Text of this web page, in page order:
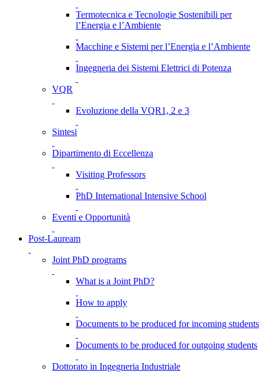
Termotecnica e Tecnologie Sostenibili per
l’Energia e l’Ambiente
Macchine e Sistemi per l’Energia e l’Ambiente
Ingegneria dei Sistemi Elettrici di Potenza
VQR
Evoluzione della VQR1, 2 e 3
Sintesi
Dipartimento di Eccellenza
Visiting Professors
PhD International Intensive School
Eventi e Opportunità
Post-Lauream
Joint PhD programs
What is a Joint PhD?
How to apply
Documents to be produced for incoming students
Documents to be produced for outgoing students
Dottorato in Ingegneria Industriale